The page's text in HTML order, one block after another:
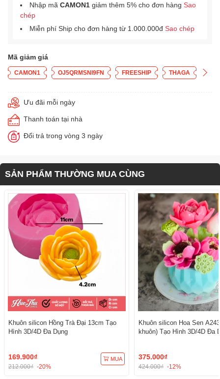
Nhập mã CAMON1 giảm thêm 5% cho đơn hàng Sao
chép
Miễn phí Ship cho đơn hàng từ 1.000.000đ Sao chép
Mã giảm giá
CAMON1 OJ5QRMSNI9FN FREESHIP THAGA
Ưu đãi mỗi ngày
Thanh toán tại nhà
Đổi trả trong vòng 3 ngày
SẢN PHẨM THƯỜNG MUA CÙNG
Khuôn silicon Hồng Trà Đại 13cm Tạo
Hình 3D/4D Đa Dụng
169.900₫
212.000₫ -20%
MUA
Khuôn silicon Hoa Sen
khuôn) Tạo Hình 3D/4D Đa
375.000₫
424.000₫ -12%